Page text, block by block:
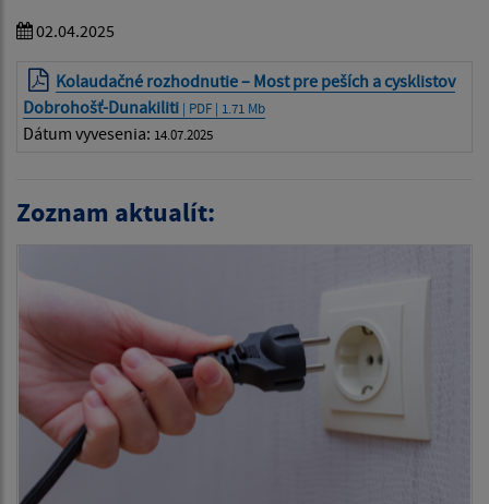
02.04.2025
Kolaudačné rozhodnutie – Most pre peších a cysklistov
Dobrohošť-Dunakiliti | PDF | 1.71 Mb
Dátum vyvesenia: 14.07.2025
Zoznam aktualít: